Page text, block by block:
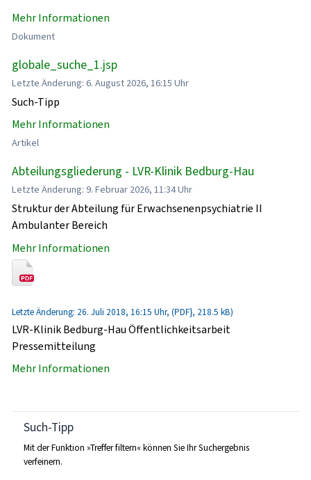
Mehr Informationen
Dokument
globale_suche_1.jsp
Letzte Änderung: 6. August 2026, 16:15 Uhr
Such-Tipp
Mehr Informationen
Artikel
Abteilungsgliederung - LVR-Klinik Bedburg-Hau
Letzte Änderung: 9. Februar 2026, 11:34 Uhr
Struktur der Abteilung für Erwachsenenpsychiatrie II
Ambulanter Bereich
Mehr Informationen
Letzte Änderung: 26. Juli 2018, 16:15 Uhr, (PDF}, 218.5 kB)
LVR-Klinik Bedburg-Hau Öffentlichkeitsarbeit
Pressemitteilung
Mehr Informationen
Such-Tipp
Mit der Funktion »Treffer filtern« können Sie Ihr Suchergebnis
verfeinern.